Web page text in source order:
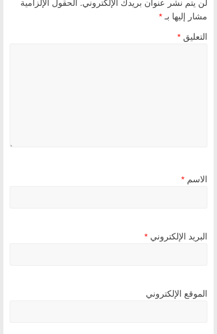
لن يتم نشر عنوان بريدك الإلكتروني. الحقول الإلزامية
مشار إليها بـ *
التعليق *
الاسم *
البريد الإلكتروني *
الموقع الإلكتروني